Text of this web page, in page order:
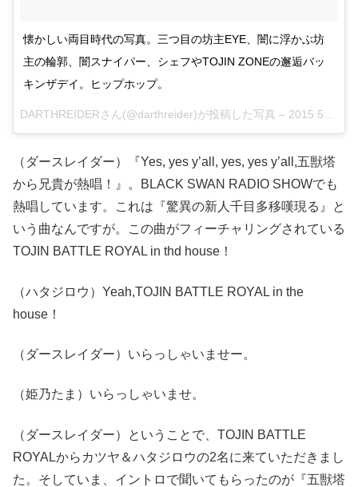
懐かしい両目時代の写真。三つ目の坊主EYE、闇に浮かぶ坊
主の輪郭、闇スナイパー、シェフやTOJIN ZONEの邂逅バッ
キンザデイ。ヒップホップ。
DARTHREIDERさん(@darthreider)が投稿した写真 – 2015 5月 12 7:27午後 PDT
（ダースレイダー）『Yes, yes y’all, yes, yes y’all,五獣塔
から兄貴が熱唱！』。BLACK SWAN RADIO SHOWでも
熱唱しています。これは『驚異の新人千目多移嘆現る』と
いう曲なんですが。この曲がフィーチャリングされている
TOJIN BATTLE ROYAL in thd house！
（ハタジロウ）Yeah,TOJIN BATTLE ROYAL in the
house！
（ダースレイダー）いらっしゃいませー。
（姫乃たま）いらっしゃいませ。
（ダースレイダー）ということで、TOJIN BATTLE
ROYALからカツヤ＆ハタジロウの2名に来ていただきまし
た。そしていま、イントロで聞いてもらったのが『五獣塔